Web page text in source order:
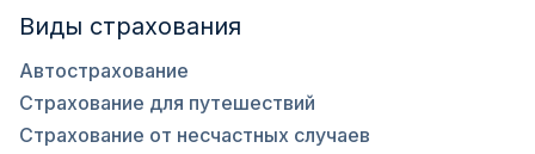
Виды страхования
Автострахование
Страхование для путешествий
Страхование от несчастных случаев